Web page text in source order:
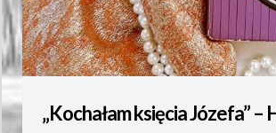
„Kochałam księcia Józefa”